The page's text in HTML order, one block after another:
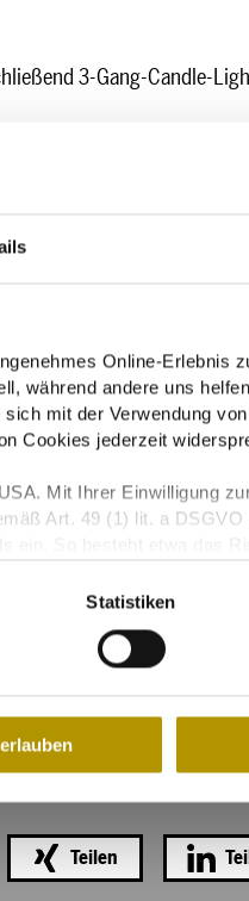
Online-Erlebnis
während andere uns
mit der Verwendung
Cookies jederzeit
Mit Ihrer Einwilligung
Art. 49 (1) lit. a
Statistiken
3-Gang-Candle-
oder:
die
Freunde
Teilen